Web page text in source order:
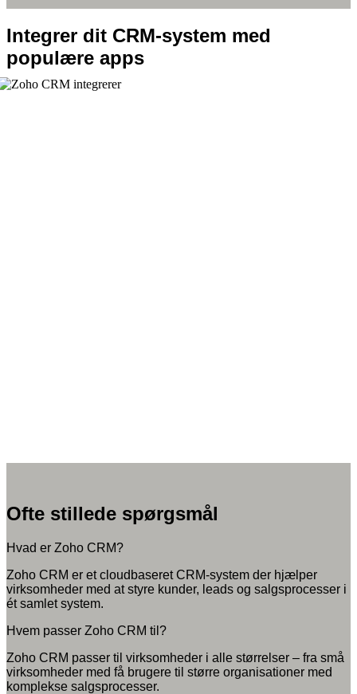
Integrer dit CRM-system med
populære apps
Ofte stillede spørgsmål
Hvad er Zoho CRM?
Zoho CRM er et cloudbaseret CRM-system der hjælper
virksomheder med at styre kunder, leads og salgsprocesser i
ét samlet system.
Hvem passer Zoho CRM til?
Zoho CRM passer til virksomheder i alle størrelser – fra små
virksomheder med få brugere til større organisationer med
komplekse salgsprocesser.